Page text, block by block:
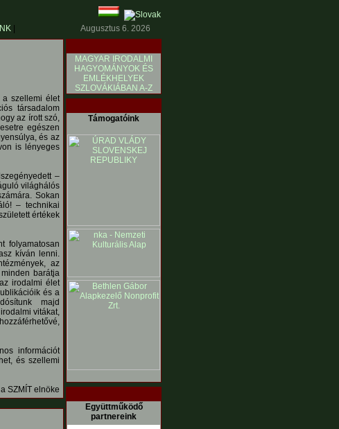
Augusztus 6. 2026
a szellemi élet
társadalom
az írott szó,
egészen
és az
is lényeges
–
világhálós
Sokan
– technikai
értékek
folyamatosan
kíván lenni.
az
barátja
irodalmi élet
és a
majd
vitákat,
információt
és szellemi
SZMÍT elnöke
MAGYAR IRODALMI
HAGYOMÁNYOK ÉS
EMLÉKHELYEK
SZLOVÁKIÁBAN A-Z
Támogatóink
Együttműködő
partnereink